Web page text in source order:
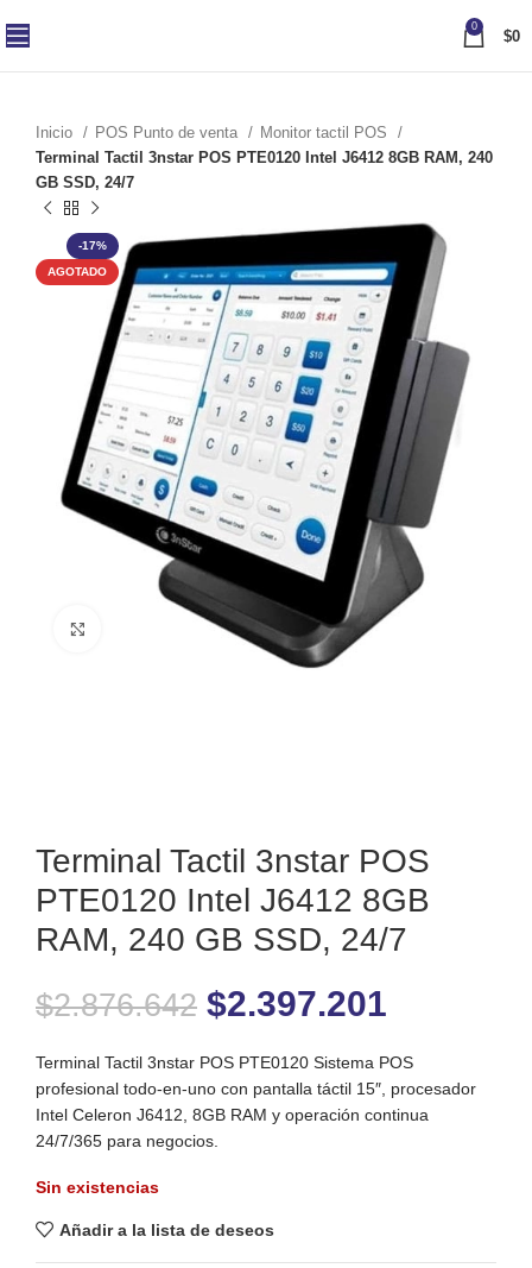
0
$0
Inicio POS Punto de venta
Monitor tactil POS
Terminal Tactil 3nstar POS PTE0120 Intel J6412 8GB RAM, 240
GB SSD, 24/7
-17%
AGOTADO
Clic para ampliar
Terminal Tactil 3nstar POS
PTE0120 Intel J6412 8GB
RAM, 240 GB SSD, 24/7
$2.876.642 $2.397.201
Terminal Tactil 3nstar POS PTE0120 Sistema POS
profesional todo-en-uno con pantalla táctil 15″, procesador
Intel Celeron J6412, 8GB RAM y operación continua
24/7/365 para negocios.
Sin existencias
Añadir a la lista de deseos